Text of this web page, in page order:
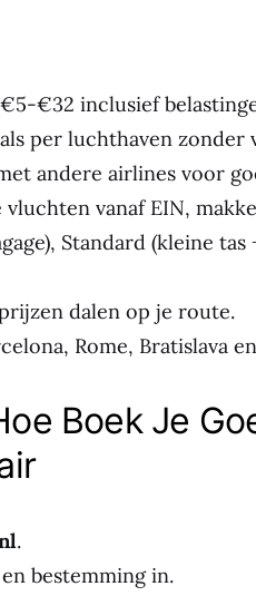
€5-€32 inclusief
per luchthaven zonder
andere airlines voor
vluchten vanaf EIN,
Standard (kleine tas
dalen op je route.
Rome, Bratislava
Boek Je
.
bestemming in.